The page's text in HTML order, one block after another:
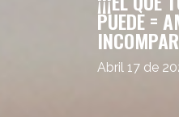
PUEDE =
Abril 17 de